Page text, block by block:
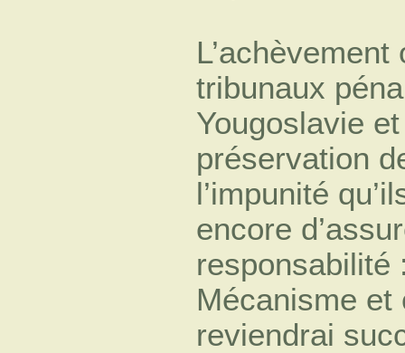
tribunaux
Yougoslavie
préservation
l’impunité
encore
responsabilité
Mécanisme et
reviendrai